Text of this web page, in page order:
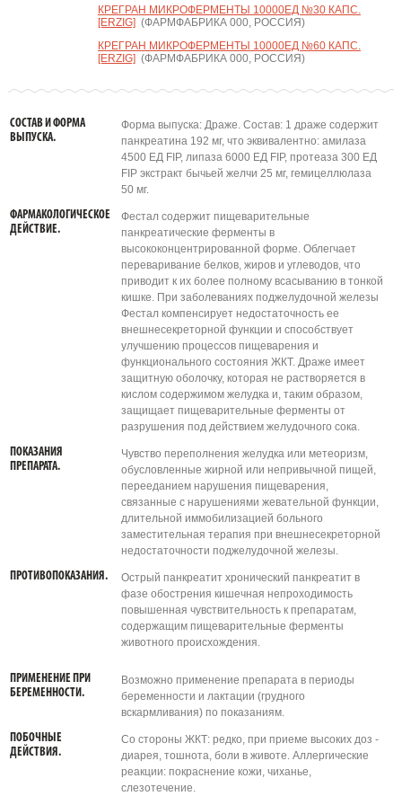
КРЕГРАН МИКРОФЕРМЕНТЫ 10000ЕД №30 КАПС.
[ERZIG] (ФАРМФАБРИКА 000, РОССИЯ)
КРЕГРАН МИКРОФЕРМЕНТЫ 10000ЕД №60 КАПС.
[ERZIG] (ФАРМФАБРИКА 000, РОССИЯ)
СОСТАВ И ФОРМА
ВЫПУСКА.
Форма выпуска: Драже. Состав: 1 драже содержит
панкреатина 192 мг, что эквивалентно: амилаза
4500 ЕД FIP, липаза 6000 ЕД FIP, протеаза 300 ЕД
FIP экстракт бычьей желчи 25 мг, гемицеллюлаза
50 мг.
ФАРМАКОЛОГИЧЕСКОЕ
ДЕЙСТВИЕ.
Фестал содержит пищеварительные
панкреатические ферменты в
высококонцентрированной форме. Облегчает
переваривание белков, жиров и углеводов, что
приводит к их более полному всасыванию в тонкой
кишке. При заболеваниях поджелудочной железы
Фестал компенсирует недостаточность ее
внешнесекреторной функции и способствует
улучшению процессов пищеварения и
функционального состояния ЖКТ. Драже имеет
защитную оболочку, которая не растворяется в
кислом содержимом желудка и, таким образом,
защищает пищеварительные ферменты от
разрушения под действием желудочного сока.
ПОКАЗАНИЯ
ПРЕПАРАТА.
Чувство переполнения желудка или метеоризм,
обусловленные жирной или непривычной пищей,
перееданием нарушения пищеварения,
связанные с нарушениями жевательной функции,
длительной иммобилизацией больного
заместительная терапия при внешнесекреторной
недостаточности поджелудочной железы.
ПРОТИВОПОКАЗАНИЯ.
Острый панкреатит хронический панкреатит в
фазе обострения кишечная непроходимость
повышенная чувствительность к препаратам,
содержащим пищеварительные ферменты
животного происхождения.
ПРИМЕНЕНИЕ ПРИ
БЕРЕМЕННОСТИ.
Возможно применение препарата в периоды
беременности и лактации (грудного
вскармливания) по показаниям.
ПОБОЧНЫЕ
ДЕЙСТВИЯ.
Со стороны ЖКТ: редко, при приеме высоких доз -
диарея, тошнота, боли в животе. Аллергические
реакции: покраснение кожи, чиханье,
слезотечение.